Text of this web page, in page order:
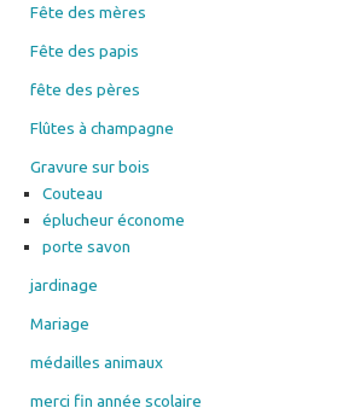
Fête des mères
Fête des papis
fête des pères
Flûtes à champagne
Gravure sur bois
Couteau
éplucheur économe
porte savon
jardinage
Mariage
médailles animaux
merci fin année scolaire